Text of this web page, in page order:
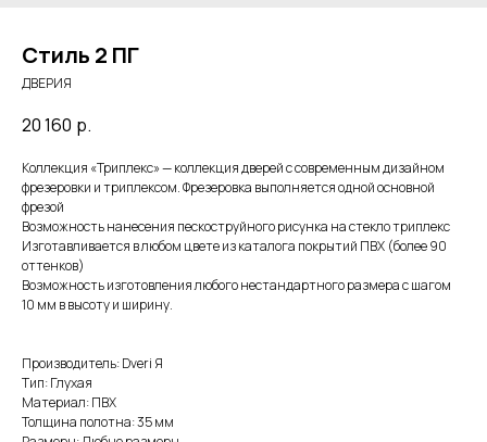
Стиль 2 ПГ
ДВЕРИЯ
20 160 р.
Коллекция «Триплекс» — коллекция дверей с современным дизайном
фрезеровки и триплексом. Фрезеровка выполняется одной основной
фрезой
Возможность нанесения пескоструйного рисунка на стекло триплекс
Изготавливается в любом цвете из каталога покрытий ПВХ (более 90
оттенков)
Возможность изготовления любого нестандартного размера с шагом
10 мм в высоту и ширину.
Производитель: Dveri Я
Тип: Глухая
Материал: ПВХ
Толщина полотна: 35 мм